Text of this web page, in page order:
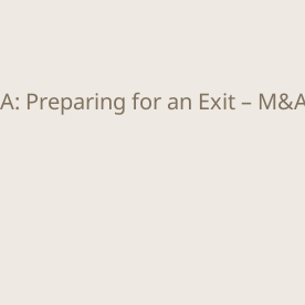
Preparing for an Exit –